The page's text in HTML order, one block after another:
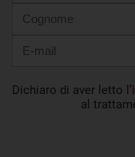
Dichiaro di aver letto l’
al